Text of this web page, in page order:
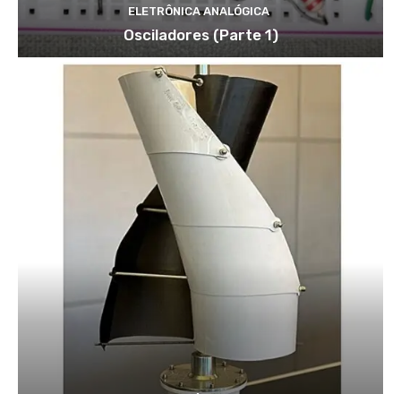
ELETRÔNICA ANALÓGICA
Osciladores (Parte 1)